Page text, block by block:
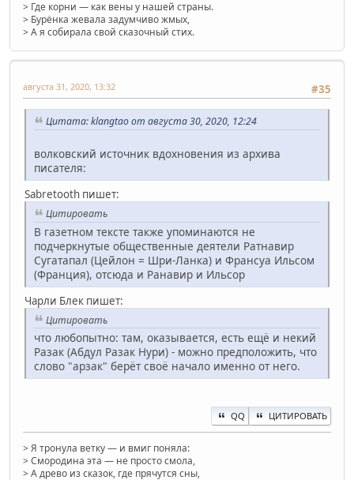
> Где корни — как вены у нашей страны.
> Бурёнка жевала задумчиво жмых,
> А я собирала свой сказочный стих.
#35
августа 31, 2020, 13:32
Цитата: klangtao от августа 30, 2020, 12:24
волковский источник вдохновения из архива
писателя:
Sabretooth пишет:
Цитировать
В газетном тексте также упоминаются не
подчеркнутые общественные деятели Ратнавир
Сугатапал (Цейлон = Шри-Ланка) и Франсуа Ильсом
(Франция), отсюда и Ранавир и Ильсор
Чарли Блек пишет:
Цитировать
что любопытно: там, оказывается, есть ещё и некий
Разак (Абдул Разак Нури) - можно предположить, что
слово "арзак" берёт своё начало именно от него.
QQ ЦИТИРОВАТЬ
> Я тронула ветку — и вмиг поняла:
> Смородина эта — не просто смола,
> А древо из сказок, где прячутся сны,